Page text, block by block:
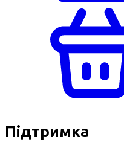
Підтримка